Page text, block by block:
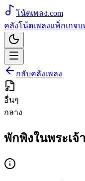
โน้ตเพลง.com
คลังโน้ตเพลงแพ็กเกจบ
กลับคลังเพลง
อื่นๆ
กลาง
พักพิงในพระเจ้า